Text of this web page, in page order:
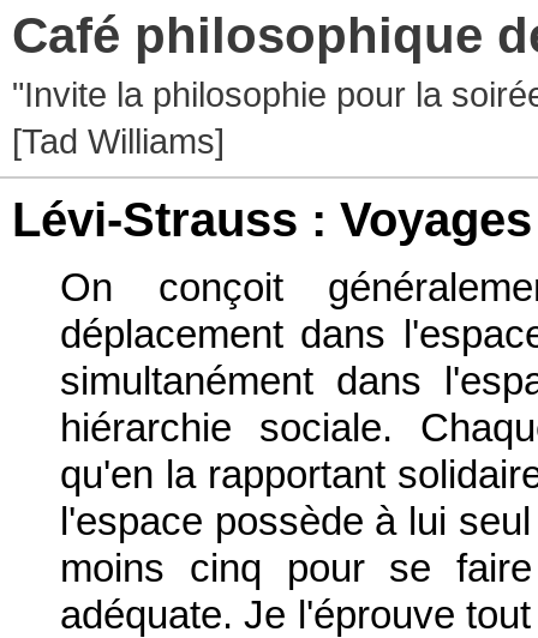
Café philosophique
"Invite la philosophie pour la
[Tad Williams]
Lévi-Strauss :
On conçoit
déplacement dans
simultanément dans
hiérarchie sociale.
qu'en la rapportant
l'espace possède à lui
moins cinq pour se
adéquate. Je l'éprouve